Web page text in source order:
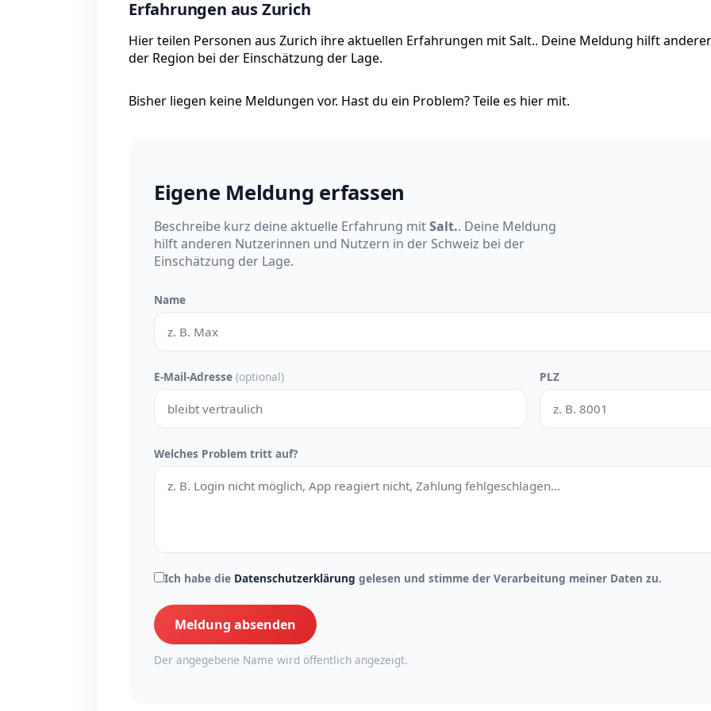
Erfahrungen aus Zurich
Hier teilen Personen aus Zurich ihre aktuellen Erfahrungen mit Salt.. Deine Meldung hilft
der Region bei der Einschätzung der Lage.
Bisher liegen keine Meldungen vor. Hast du ein Problem? Teile es hier mit.
Eigene Meldung erfassen
Beschreibe kurz deine aktuelle Erfahrung mitSalt.. Deine Meldung
hilft anderen Nutzerinnen und Nutzern in der Schweiz bei der
Einschätzung der Lage.
Name
E-Mail-Adresse (optional) PLZ
Welches Problem tritt auf?
Ich habe die Datenschutzerklärung gelesen und stimme der Verarbeitung meiner Daten zu.
Meldung absenden
Der angegebene Name wird öffentlich angezeigt.